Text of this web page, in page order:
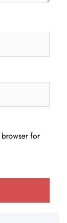
for